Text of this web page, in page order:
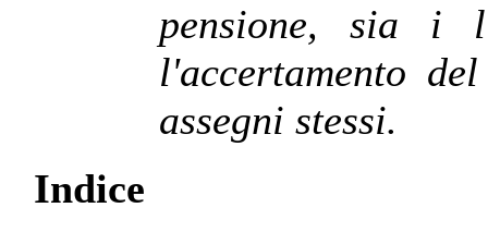
pensione, sia i
l'accertamento
assegni stessi.
Indice